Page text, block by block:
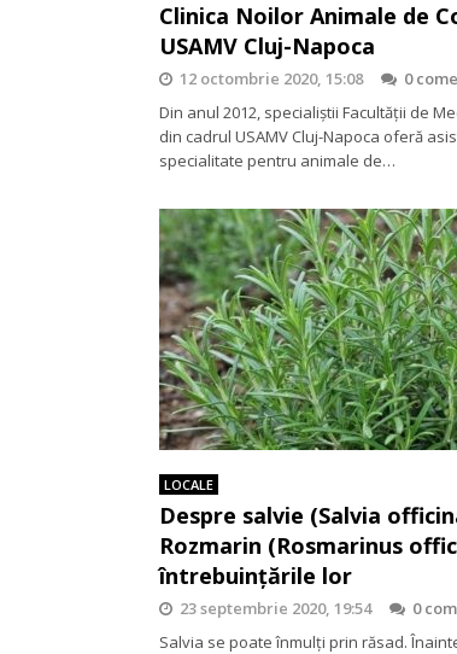
Clinica Noilor Animale de
USAMV Cluj-Napoca
12 octombrie 2020, 15:08
0
Din anul 2012, specialiștii Facultății de
din cadrul USAMV Cluj-Napoca oferă
specialitate pentru animale de…
LOCALE
Despre salvie (Salvia
Rozmarin (Rosmarinus
întrebuințările lor
23 septembrie 2020, 19:54
0
Salvia se poate înmulţi prin răsad.